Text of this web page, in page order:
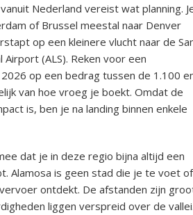
Nederland vereist wat planning.
of Brussel meestal naar Denver
op een kleinere vlucht naar de
Airport (ALS). Reken voor een
op een bedrag tussen de 1.100
van hoe vroeg je boekt. Omdat de
is, ben je na landing binnen enkele
dat je in deze regio bijna altijd een
Alamosa is geen stad die je te voet of
ontdekt. De afstanden zijn
liggen verspreid over de